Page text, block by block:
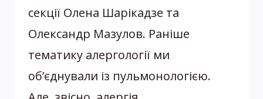
секції Олена Шарікадзе та
Олександр Мазулов. Раніше
тематику алергології ми
об’єднували із пульмонологією.